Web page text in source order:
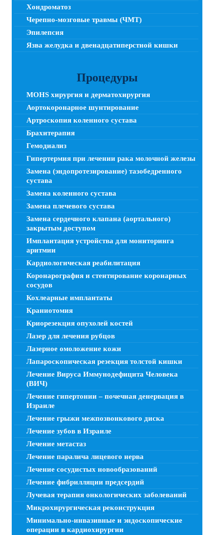
Хондроматоз
Черепно-мозговые травмы (ЧМТ)
Эпилепсия
Язва желудка и двенадцатиперстной кишки
Процедуры
MOHS хирургия и дерматохирургия
Аортокоронарное шунтирование
Артроскопия коленного сустава
Брахитерапия
Гемодиализ
Гипертермия при лечении рака молочной железы
Замена (эндопротезирование) тазобедренного
сустава
Замена коленного сустава
Замена плечевого сустава
Замена сердечного клапана (аортального)
закрытым доступом
Имплантация устройства для мониторинга
аритмии
Кардиологическая реабилитация
Коронарография и стентирование коронарных
сосудов
Кохлеарные имплантаты
Краниотомия
Криорезекция опухолей костей
Лазер для лечения рубцов
Лазерное омоложение кожи
Лапароскопическая резекция толстой кишки
Лечение Вируса Иммунодефицита Человека
(ВИЧ)
Лечение гипертонии – почечная денервация в
Израиле
Лечение грыжи межпозвонкового диска
Лечение зубов в Израиле
Лечение метастаз
Лечение паралича лицевого нерва
Лечение сосудистых новообразований
Лечение фибрилляции предсердий
Лучевая терапия онкологических заболеваний
Микрохирургическая реконструкция
Минимально-инвазивные и эндоскопические
операции в кардиохирургии